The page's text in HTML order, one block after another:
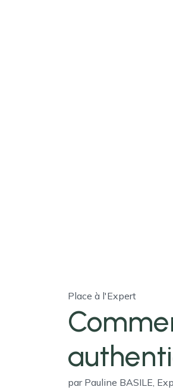
Place à l'Expert
par Pauline BASILE,